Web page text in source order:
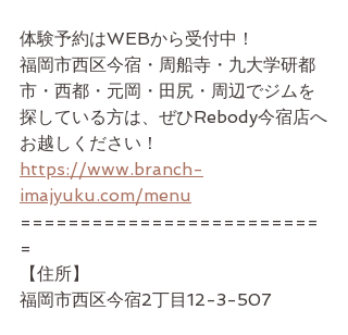
体験予約はWEBから受付中！
福岡市西区今宿・周船寺・九大学研都
市・西都・元岡・田尻・周辺でジムを
探している方は、ぜひRebody今宿店へ
お越しください！
https://www.branch-
imajyuku.com/menu
=========================
=
【住所】
福岡市西区今宿2丁目12-3-507